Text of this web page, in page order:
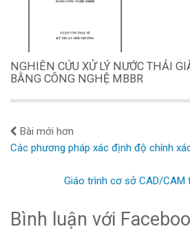
NGHIÊN CỨU XỬ LÝ NƯỚC THẢI
BẰNG CÔNG NGHỆ MBBR
Bài mới hơn
Các phương pháp xác định độ chính
Giáo trình cơ sở CAD/
Bình luận với